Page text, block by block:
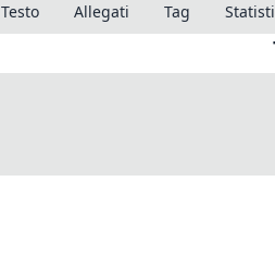
Testo Allegati Tag